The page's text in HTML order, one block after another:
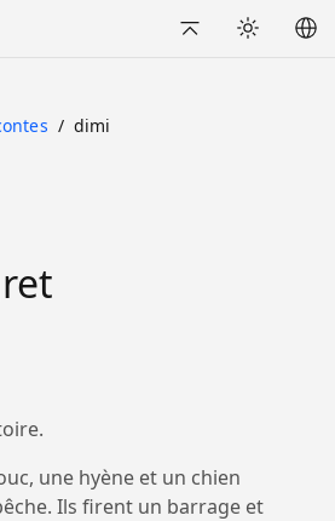
dimi
une hyène et un chien
Ils firent un barrage et